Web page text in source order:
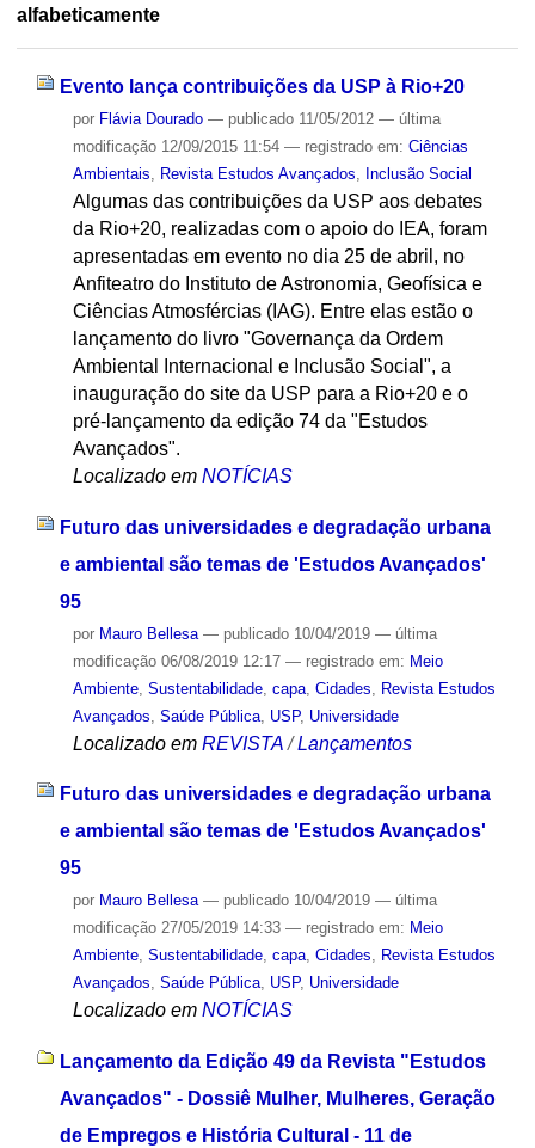
alfabeticamente
Evento lança contribuições da USP à Rio+20
por Flávia Dourado — publicado11/05/2012 — última
modificação12/09/2015 11:54 — registrado em: Ciências
Ambientais
Revista Estudos Avançados Inclusão Social
Algumas das contribuições da USP aos debates
da Rio+20, realizadas com o apoio do IEA, foram
apresentadas em evento no dia 25 de abril, no
Anfiteatro do Instituto de Astronomia, Geofísica e
Ciências Atmosfércias (IAG). Entre elas estão o
lançamento do livro "Governança da Ordem
Ambiental Internacional e Inclusão Social", a
inauguração do site da USP para a Rio+20 e o
pré-lançamento da edição 74 da "Estudos
Avançados".
Localizado em NOTÍCIAS
Futuro das universidades e degradação urbana
e ambiental são temas de 'Estudos Avançados'
95
por Mauro Bellesa — publicado10/04/2019 — última
modificação06/08/2019 12:17 — registrado em: Meio
Ambiente, Sustentabilidade, capa, Cidades
Revista Estudos
Avançados Saúde Pública, USP, Universidade
Localizado em REVISTA /Lançamentos
Futuro das universidades e degradação urbana
e ambiental são temas de 'Estudos Avançados'
95
por Mauro Bellesa — publicado10/04/2019 — última
modificação27/05/2019 14:33 — registrado em: Meio
Ambiente, Sustentabilidade, capa, Cidades, Revista Estudos
Avançados, Saúde Pública, USP, Universidade
Localizado em NOTÍCIAS
Lançamento da Edição 49 da Revista "Estudos
Avançados" - Dossiê Mulher, Mulheres, Geração
de Empregos e História Cultural - 11 de